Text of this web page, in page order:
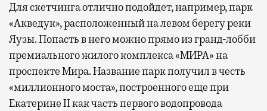
Для скетчинга отлично подойдет, например, парк
«Акведук», расположенный на левом берегу реки
Яузы. Попасть в него можно прямо из гранд-лобби
премиального жилого комплекса «МИРА» на
проспекте Мира. Название парк получил в честь
«миллионного моста», построенного еще при
Екатерине II как часть первого водопровода